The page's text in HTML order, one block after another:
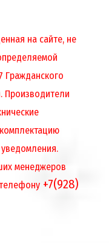
на сайте, не
Гражданского
Производители
менеджеров
+7(928)